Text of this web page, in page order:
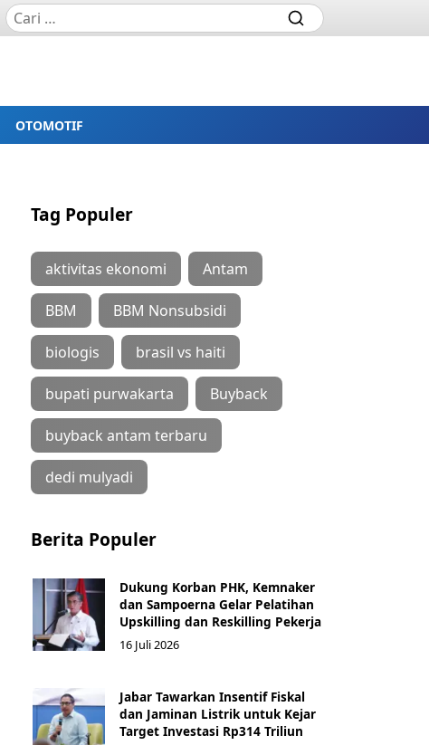
OTOMOTIF
Tag Populer
aktivitas ekonomi Antam
BBM BBM Nonsubsidi
biologis brasil vs haiti
bupati purwakarta Buyback
buyback antam terbaru
dedi mulyadi
Berita Populer
Dukung Korban PHK, Kemnaker
dan Sampoerna Gelar Pelatihan
Upskilling dan Reskilling Pekerja
16 Juli 2026
Jabar Tawarkan Insentif Fiskal
dan Jaminan Listrik untuk Kejar
Target Investasi Rp314 Triliun